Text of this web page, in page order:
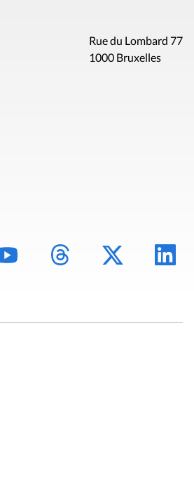
Rue du Lombard 77
1000 Bruxelles